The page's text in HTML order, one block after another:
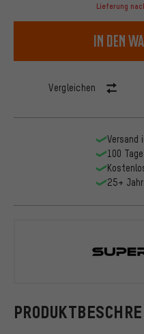
Lieferung
In den
Vergleichen
Versand
100
25+